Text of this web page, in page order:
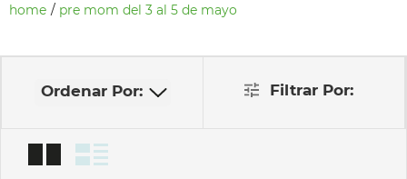
pre mom del 3 al 5 de mayo